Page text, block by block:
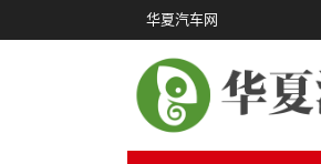
华夏汽车网